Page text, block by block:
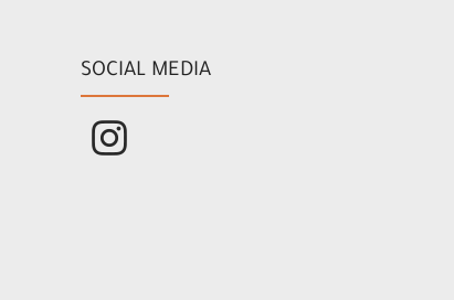
SOCIAL MEDIA